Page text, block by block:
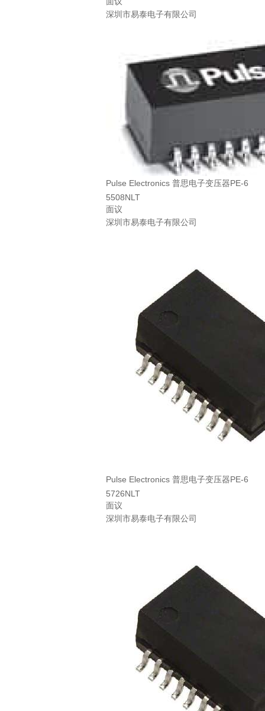
深圳市易泰电子有限公司
Pulse Electronics 普思电子变压器PE-6
5508NLT
面议
深圳市易泰电子有限公司
Pulse Electronics 普思电子变压器PE-6
5726NLT
面议
深圳市易泰电子有限公司